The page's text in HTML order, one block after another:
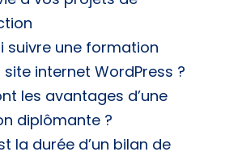
suivre une formation
internet WordPress ?
les avantages d’une
diplômante ?
la durée d’un bilan de